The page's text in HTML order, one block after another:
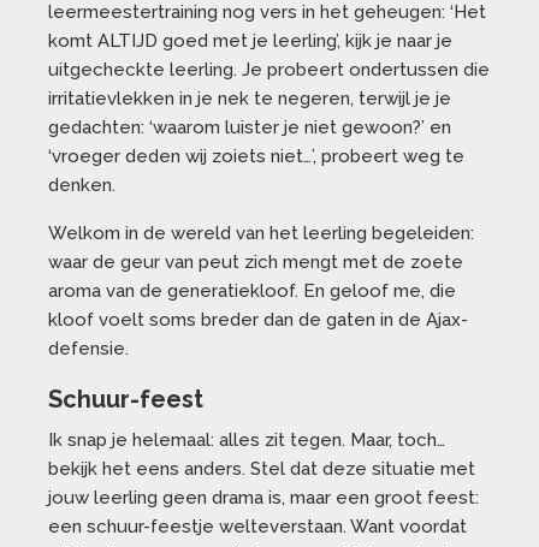
leermeestertraining nog vers in het geheugen: ‘Het
komt ALTIJD goed met je leerling’, kijk je naar je
uitgecheckte leerling. Je probeert ondertussen die
irritatievlekken in je nek te negeren, terwijl je je
gedachten: ‘waarom luister je niet gewoon?’ en
‘vroeger deden wij zoiets niet…’, probeert weg te
denken.
Welkom in de wereld van het leerling begeleiden:
waar de geur van peut zich mengt met de zoete
aroma van de generatiekloof. En geloof me, die
kloof voelt soms breder dan de gaten in de Ajax-
defensie.
Schuur-feest
Ik snap je helemaal: alles zit tegen. Maar, toch…
bekijk het eens anders. Stel dat deze situatie met
jouw leerling geen drama is, maar een groot feest:
een schuur-feestje welteverstaan. Want voordat